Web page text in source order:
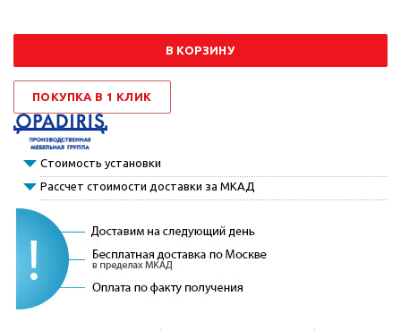
В КОРЗИНУ
ПОКУПКА В 1 КЛИК
Стоимость установки
Рассчет стоимости доставки за МКАД